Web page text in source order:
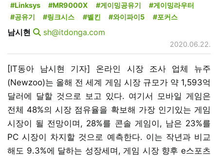
#Linksys #MR9000X #게이밍공유기
#게이밍라우터
#공유기
#링크시스 #벨킨 #와이파이5 #포커스
남시현 sh@itdonga.com
2020.06.22.
[IT동아 남시현 기자] 온라인 시장 조사 업체 뉴주
(Newzoo)는 올해 전 세계 게임 시장 규모가 약 1,593억
달러에 달할 것으로 보고 있다. 여기서 모바일 게임은
전체 48%의 시장 점유율을 확보해 가장 인기있는 게임
시장이 될 전망이며, 28%를 콘솔 게임이, 남은 23%를
PC 시장이 차지할 것으로 예측한다. 이는 작년과 비교
해도 9.3%에 달하는 성장세며, 게임 시장 향후 e스포츠